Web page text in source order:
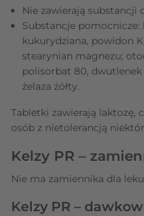
Nie zawierają substancji
Substancje
kukurydziana, powidon
stearynian magnezu;
polisorbat 80,
żelaza żółty.
Tabletki zawierają laktozę,
osób z nietolerancją
Kelzy PR –
Nie ma zamiennika dla
Kelzy PR –